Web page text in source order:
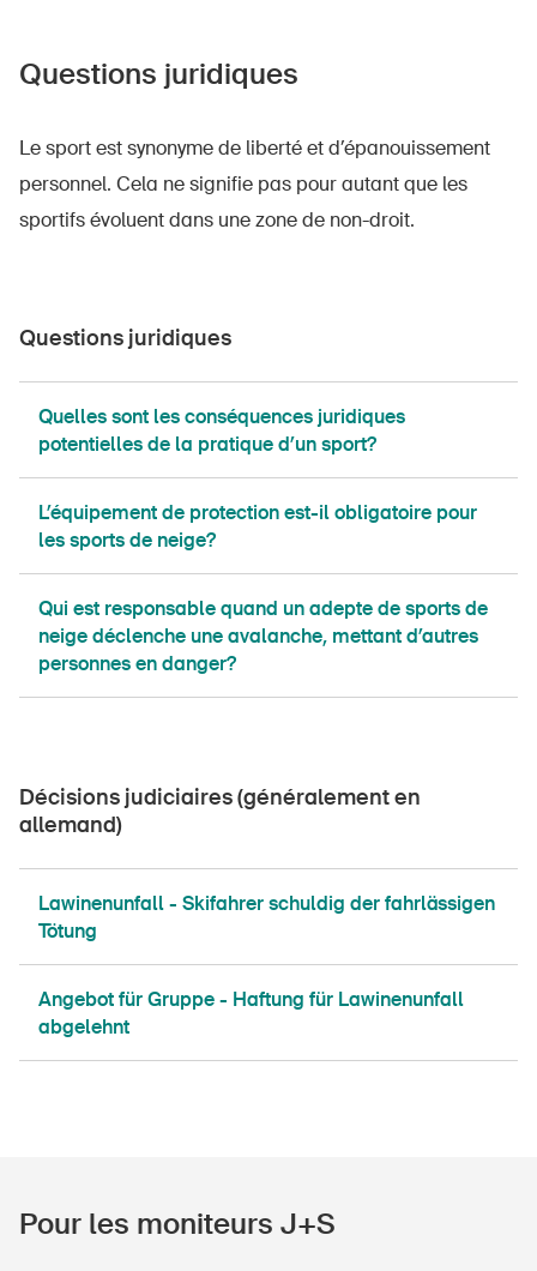
S'abonner à la newsletter
Questions juridiques
Le sport est synonyme de liberté et d’épanouissement
personnel. Cela ne signifie pas pour autant que les
sportifs évoluent dans une zone de non-droit.
Questions juridiques
Quelles sont les conséquences juridiques
potentielles de la pratique d’un sport?
L’équipement de protection est-il obligatoire pour
les sports de neige?
​​​​​​​​​​​Qui est responsable quand un adepte de sports de
neige déclenche une avalanche, mettant d’autres
personnes en danger?
Décisions judiciaires (généralement en
allemand)
Lawinenunfall - Skifahrer schuldig der fahrlässigen
Tötung
Angebot für Gruppe - Haftung für Lawinenunfall
abgelehnt
Pour les moniteurs J+S